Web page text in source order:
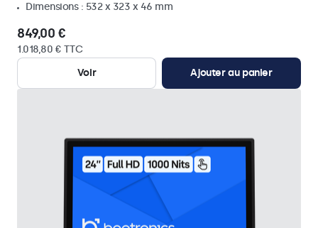
Dimensions : 532 x 323 x 46 mm
849,00 €
1.018,80 € TTC
Voir
Ajouter au panier